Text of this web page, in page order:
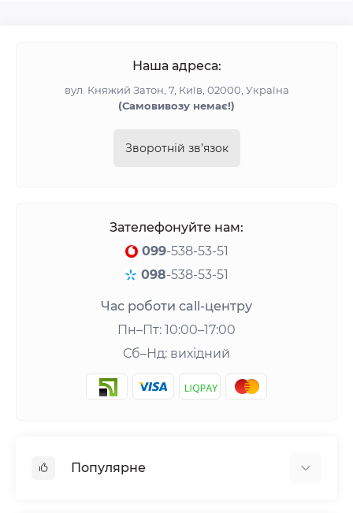
Наша адреса:
вул. Княжий Затон, 7, Київ, 02000, Україна
(Самовивозу немає!)
Зворотній зв’язок
Зателефонуйте нам:
099-538-53-51
098-538-53-51
Час роботи call-центру
Пн–Пт: 10:00–17:00
Сб–Нд: вихідний
Популярне